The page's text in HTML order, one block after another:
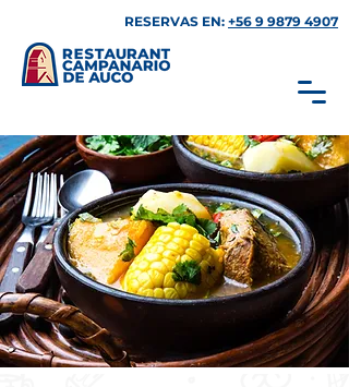
RESERVAS EN: +56 9 9879 4907